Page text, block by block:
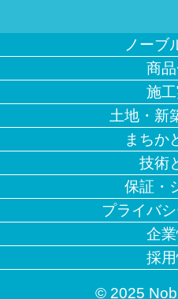
ノーブ
商
施
土地・新
まちか
技術
保証・
プライバ
企
採
© 2025